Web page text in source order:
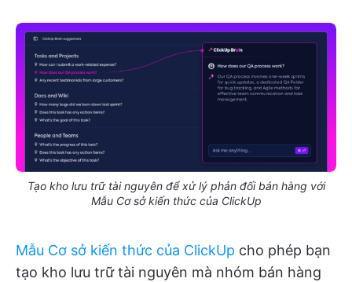
Tạo kho lưu trữ tài nguyên để xử lý phản đối bán hàng với
Mẫu Cơ sở kiến thức của ClickUp
Mẫu Cơ sở kiến thức của ClickUp cho phép bạn
tạo kho lưu trữ tài nguyên mà nhóm bán hàng